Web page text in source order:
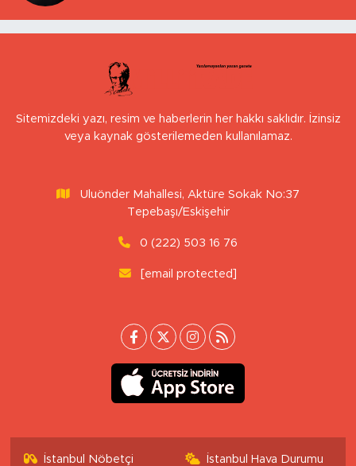
Sitemizdeki yazı, resim ve haberlerin her hakkı saklıdır. İzinsiz
veya kaynak gösterilemeden kullanılamaz.
Uluönder Mahallesi, Aktüre Sokak No:37
Tepebaşı/Eskişehir
0 (222) 503 16 76
[email protected]
İstanbul Nöbetçi
İstanbul Hava Durumu